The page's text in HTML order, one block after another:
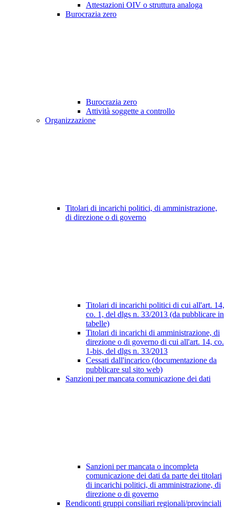
Attestazioni OIV o struttura analoga
Burocrazia zero
Burocrazia zero
Attività soggette a controllo
Organizzazione
Titolari di incarichi politici, di amministrazione,
di direzione o di governo
Titolari di incarichi politici di cui all'art. 14,
co. 1, del dlgs n. 33/2013 (da pubblicare in
tabelle)
Titolari di incarichi di amministrazione, di
direzione o di governo di cui all'art. 14, co.
1-bis, del dlgs n. 33/2013
Cessati dall'incarico (documentazione da
pubblicare sul sito web)
Sanzioni per mancata comunicazione dei dati
Sanzioni per mancata o incompleta
comunicazione dei dati da parte dei titolari
di incarichi politici, di amministrazione, di
direzione o di governo
Rendiconti gruppi consiliari regionali/provinciali